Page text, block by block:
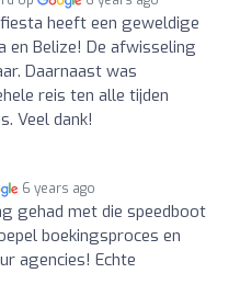
heeft een geweldige
en Belize! De afwisseling
Daarnaast was
reis ten alle tijden
Veel dank!
6 years ago
gehad met die speedboot
boekingsproces en
agencies! Echte